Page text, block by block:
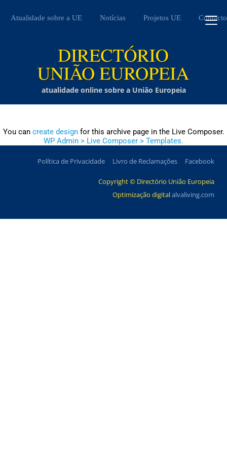
Atualidade sobre a UE Notícias Projetos UE Contacto
atualidade online sobre a União Europeia
You can create designfor this archive page in the Live Composer.
WP Admin > Live Composer > Templates.
Política de Privacidade Livro de Reclamações Facebook
Copyright © Directório União Europeia
Optimização digitalalvaliving.com